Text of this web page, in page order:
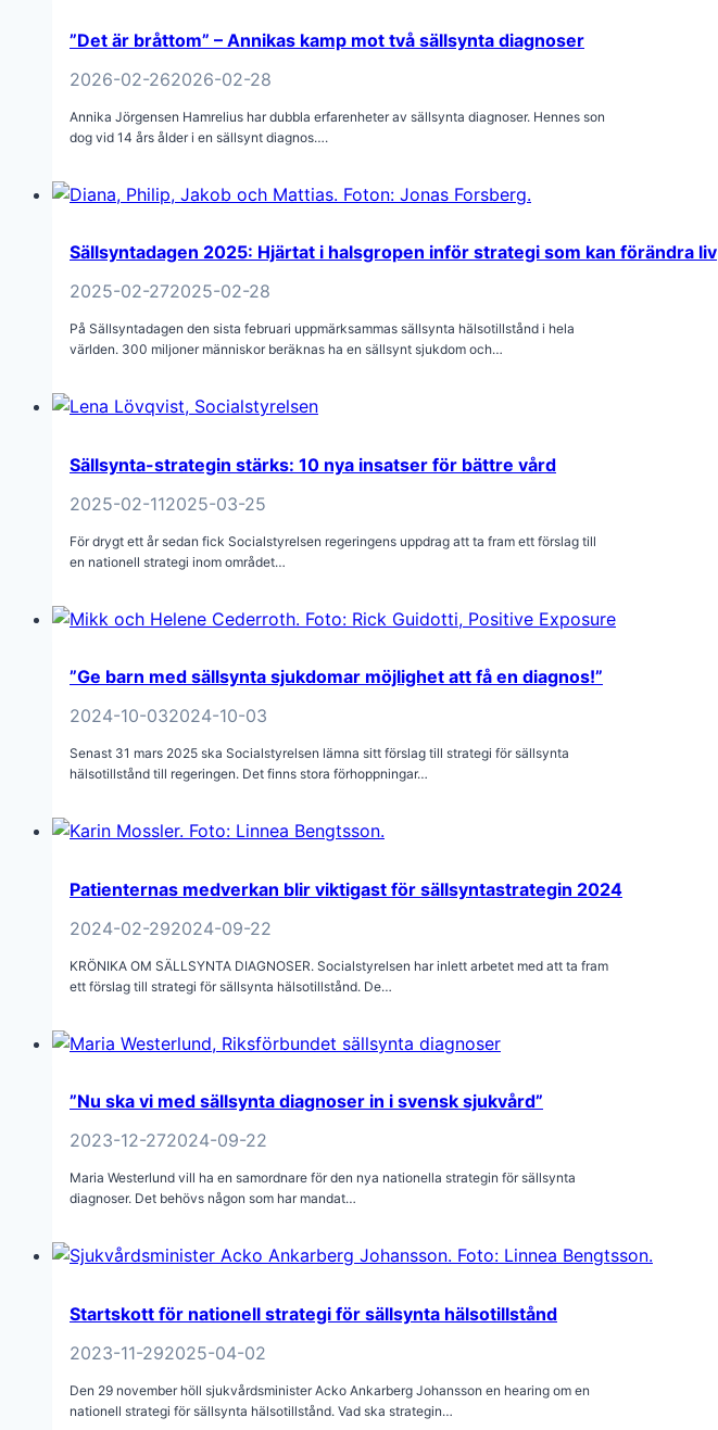
”Det är bråttom” – Annikas kamp mot två sällsynta diagnoser
2026-02-262026-02-28
Annika Jörgensen Hamrelius har dubbla erfarenheter av sällsynta diagnoser. Hennes son
dog vid 14 års ålder i en sällsynt diagnos….
Sällsyntadagen 2025: Hjärtat i halsgropen inför strategi som kan förändra liv
2025-02-272025-02-28
På Sällsyntadagen den sista februari uppmärksammas sällsynta hälsotillstånd i hela
världen. 300 miljoner människor beräknas ha en sällsynt sjukdom och…
Sällsynta-strategin stärks: 10 nya insatser för bättre vård
2025-02-112025-03-25
För drygt ett år sedan fick Socialstyrelsen regeringens uppdrag att ta fram ett förslag till
en nationell strategi inom området…
”Ge barn med sällsynta sjukdomar möjlighet att få en diagnos!”
2024-10-032024-10-03
Senast 31 mars 2025 ska Socialstyrelsen lämna sitt förslag till strategi för sällsynta
hälsotillstånd till regeringen. Det finns stora förhoppningar…
Patienternas medverkan blir viktigast för sällsyntastrategin 2024
2024-02-292024-09-22
KRÖNIKA OM SÄLLSYNTA DIAGNOSER. Socialstyrelsen har inlett arbetet med att ta fram
ett förslag till strategi för sällsynta hälsotillstånd. De…
”Nu ska vi med sällsynta diagnoser in i svensk sjukvård”
2023-12-272024-09-22
Maria Westerlund vill ha en samordnare för den nya nationella strategin för sällsynta
diagnoser. Det behövs någon som har mandat…
Startskott för nationell strategi för sällsynta hälsotillstånd
2023-11-292025-04-02
Den 29 november höll sjukvårdsminister Acko Ankarberg Johansson en hearing om en
nationell strategi för sällsynta hälsotillstånd. Vad ska strategin…